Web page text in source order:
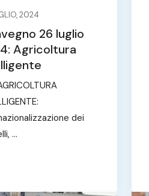
2024
26 luglio
Agricoltura
dei
...